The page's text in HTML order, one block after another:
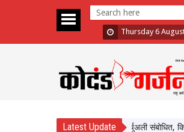
Thursday 6
Latest Update
के बलराम कृषि महोत्सव को किया वर्चुअली संबोधित,